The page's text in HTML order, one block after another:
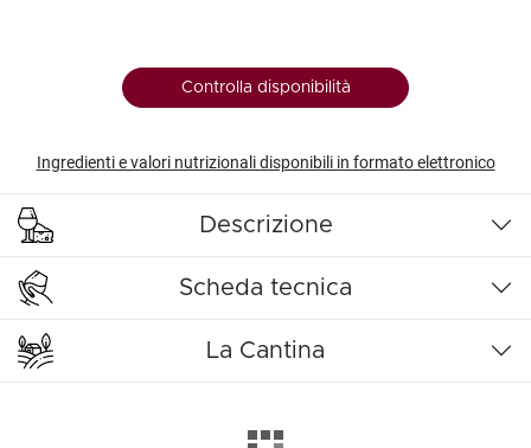
Controlla disponibilità
Ingredienti e valori nutrizionali disponibili in formato elettronico
Descrizione
Scheda tecnica
La Cantina